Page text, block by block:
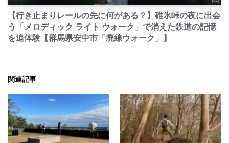
【行き止まりレールの先に何がある？】碓氷峠の夜に出会
う「メロディック ライト ウォーク」で消えた鉄道の記憶
を追体験【群馬県安中市「廃線ウォーク」】
関連記事